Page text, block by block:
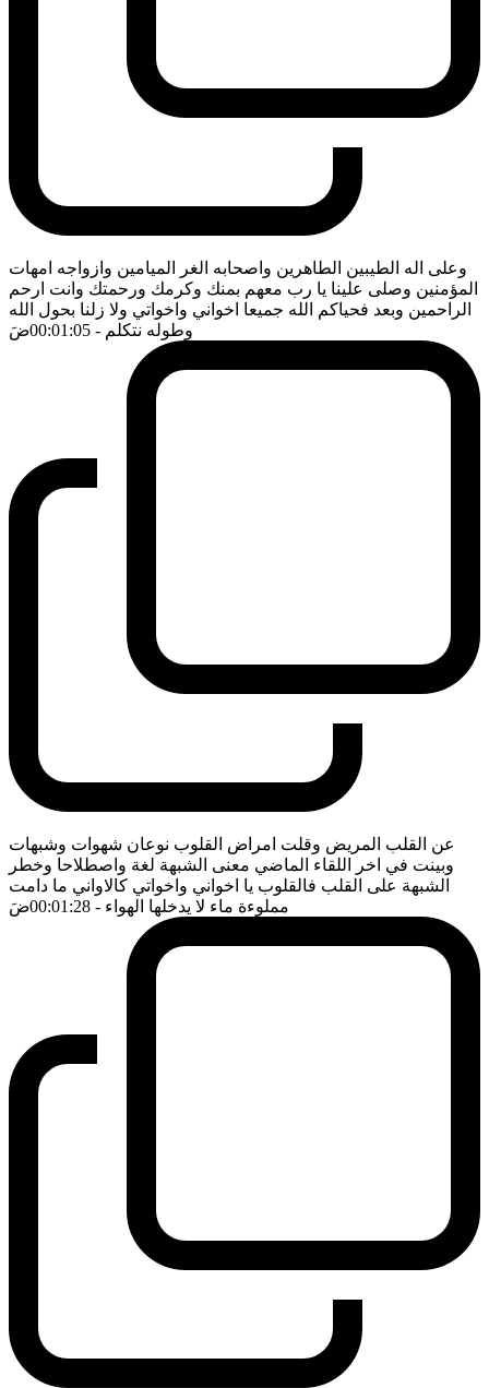
وعلى اله الطيبين الطاهرين واصحابه الغر الميامين وازواجه امهات
المؤمنين وصلى علينا يا رب معهم بمنك وكرمك ورحمتك وانت ارحم
الراحمين وبعد فحياكم الله جميعا اخواني واخواتي ولا زلنا بحول الله
وطوله نتكلم - 00:01:05 ضَ
عن القلب المريض وقلت امراض القلوب نوعان شهوات وشبهات
وبينت في اخر اللقاء الماضي معنى الشبهة لغة واصطلاحا وخطر
الشبهة على القلب فالقلوب يا اخواني واخواتي كالاواني ما دامت
مملوءة ماء لا يدخلها الهواء - 00:01:28 ضَ